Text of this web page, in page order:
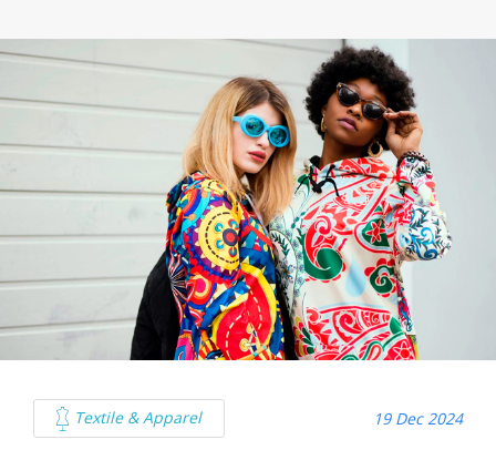
Textile & Apparel 19 Dec 2024